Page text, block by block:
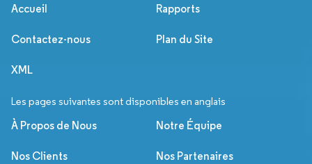
Accueil Rapports
Contactez-nous Plan du Site
XML
Les pages suivantes sont disponibles en anglais
À Propos de Nous Notre Équipe
Nos Clients Nos Partenaires